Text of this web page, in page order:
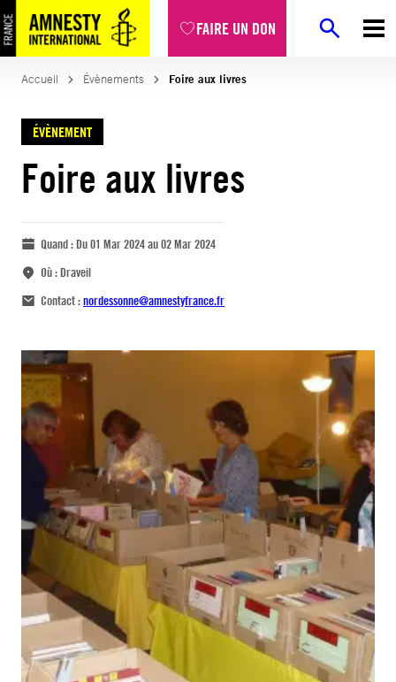
FAIRE UN DON
Accueil Évènements Foire aux livres
ÉVÈNEMENT
Foire aux livres
Quand :Du 01 Mar 2024 au 02 Mar 2024
Où :Draveil
Contact :nordessonne@amnestyfrance.fr